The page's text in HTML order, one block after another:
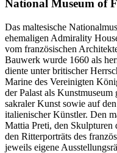
National Museum of
Das maltesische
ehemaligen Admirality
vom französischen
Bauwerk wurde 1660 als
diente unter britischer
Marine des Vereinigten
der Palast als
sakraler Kunst sowie auf
italienischer Künstler. Den
Mattia Preti, den
den Ritterporträts des
jeweils eigene